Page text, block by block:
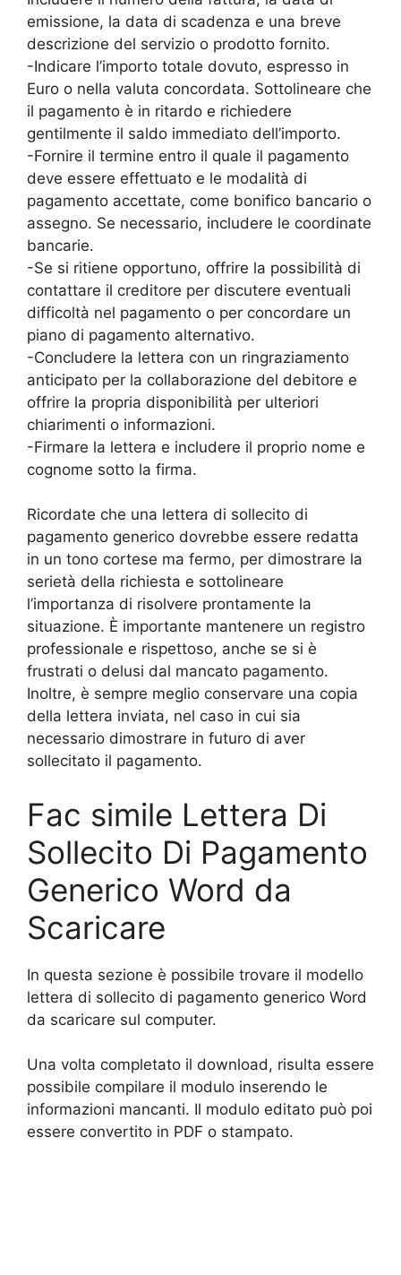
emissione, la data di scadenza e una breve
descrizione del servizio o prodotto fornito.
-Indicare l’importo totale dovuto, espresso in
Euro o nella valuta concordata. Sottolineare che
il pagamento è in ritardo e richiedere
gentilmente il saldo immediato dell’importo.
-Fornire il termine entro il quale il pagamento
deve essere effettuato e le modalità di
pagamento accettate, come bonifico bancario o
assegno. Se necessario, includere le coordinate
bancarie.
-Se si ritiene opportuno, offrire la possibilità di
contattare il creditore per discutere eventuali
difficoltà nel pagamento o per concordare un
piano di pagamento alternativo.
-Concludere la lettera con un ringraziamento
anticipato per la collaborazione del debitore e
offrire la propria disponibilità per ulteriori
chiarimenti o informazioni.
-Firmare la lettera e includere il proprio nome e
cognome sotto la firma.
Ricordate che una lettera di sollecito di
pagamento generico dovrebbe essere redatta
in un tono cortese ma fermo, per dimostrare la
serietà della richiesta e sottolineare
l’importanza di risolvere prontamente la
situazione. È importante mantenere un registro
professionale e rispettoso, anche se si è
frustrati o delusi dal mancato pagamento.
Inoltre, è sempre meglio conservare una copia
della lettera inviata, nel caso in cui sia
necessario dimostrare in futuro di aver
sollecitato il pagamento.
Fac simile Lettera Di
Sollecito Di Pagamento
Generico Word da
Scaricare
In questa sezione è possibile trovare il modello
lettera di sollecito di pagamento generico Word
da scaricare sul computer.
Una volta completato il download, risulta essere
possibile compilare il modulo inserendo le
informazioni mancanti. Il modulo editato può poi
essere convertito in PDF o stampato.